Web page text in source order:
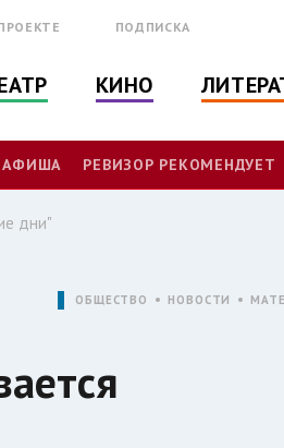
ПОДПИСКА
КИНО
АФИША РЕВИЗОР РЕКОМЕНДУЕТ
дни"
ОБЩЕСТВО НОВОСТИ